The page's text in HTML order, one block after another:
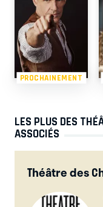
PROCHAINEMENT
LES PLUS DES
ASSOCIÉS
Théâtre des